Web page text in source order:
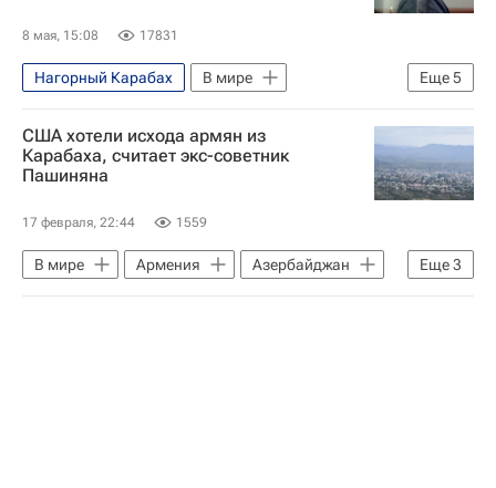
Ереван
8 мая, 15:08 17831
Еще5
Нагорный Карабах
В мире
Армения
Никол Пашинян
Евросоюз
Ильхам Алиев
Азербайджан
США хотели исхода армян из
Карабаха, считает экс-советник
Пашиняна
17 февраля, 22:44 1559
Еще3
В мире Армения
Азербайджан
США
Никол Пашинян Россия